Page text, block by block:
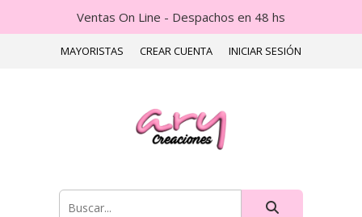
Ventas On Line - Despachos en 48 hs
MAYORISTAS CREAR CUENTA INICIAR SESIÓN